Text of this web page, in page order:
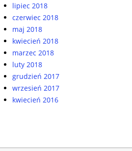
lipiec 2018
czerwiec 2018
maj 2018
kwiecień 2018
marzec 2018
luty 2018
grudzień 2017
wrzesień 2017
kwiecień 2016